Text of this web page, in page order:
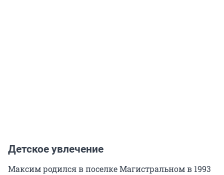
Детское увлечение
Максим родился в поселке Магистральном в 1993